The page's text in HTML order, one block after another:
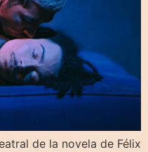
de la novela de Félix